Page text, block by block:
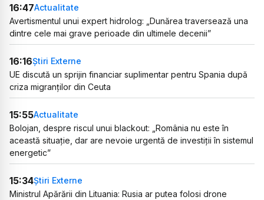
16:47Actualitate
Avertismentul unui expert hidrolog: „Dunărea traversează una
dintre cele mai grave perioade din ultimele decenii”
16:16Știri Externe
UE discută un sprijin financiar suplimentar pentru Spania după
criza migranților din Ceuta
15:55Actualitate
Bolojan, despre riscul unui blackout: „România nu este în
această situație, dar are nevoie urgentă de investiții în sistemul
energetic”
15:34Știri Externe
Ministrul Apărării din Lituania: Rusia ar putea folosi drone